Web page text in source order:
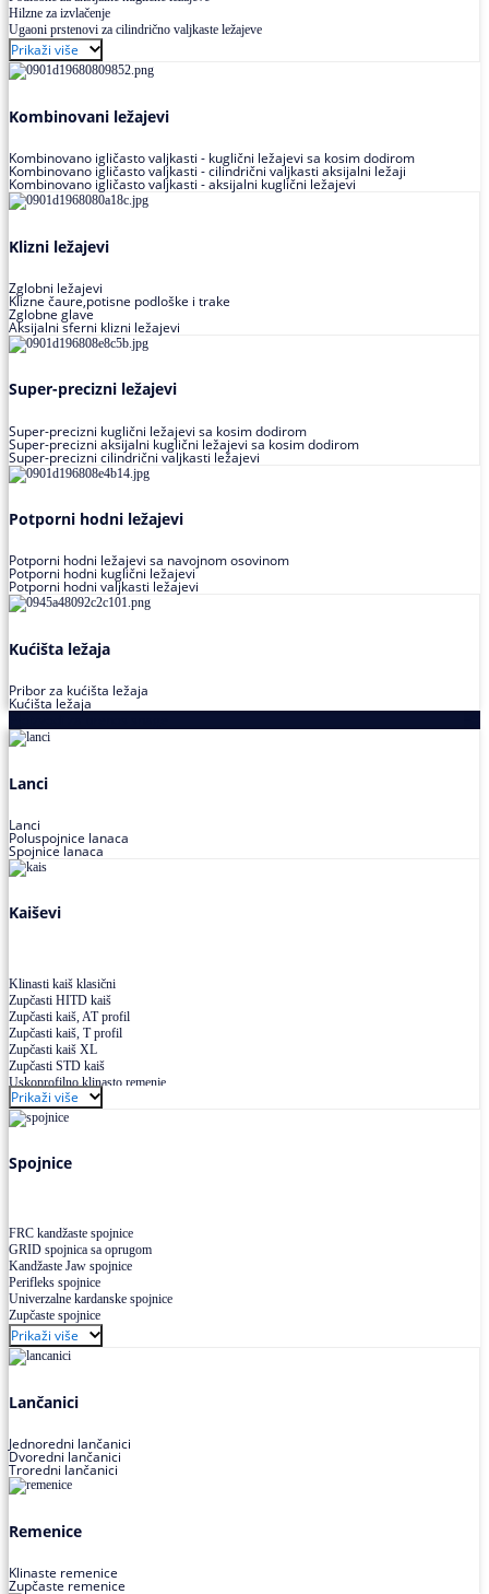
Hilzne za izvlačenje
Ugaoni prstenovi za cilindrično valjkaste ležajeve
Prikaži više
Kombinovani ležajevi
Kombinovano igličasto valjkasti - kuglični ležajevi sa kosim dodirom
Kombinovano igličasto valjkasti - cilindrični valjkasti aksijalni ležaji
Kombinovano igličasto valjkasti - aksijalni kuglični ležajevi
Klizni ležajevi
Zglobni ležajevi
Klizne čaure,potisne podloške i trake
Zglobne glave
Aksijalni sferni klizni ležajevi
Super-precizni ležajevi
Super-precizni kuglični ležajevi sa kosim dodirom
Super-precizni aksijalni kuglični ležajevi sa kosim dodirom
Super-precizni cilindrični valjkasti ležajevi
Potporni hodni ležajevi
Potporni hodni ležajevi sa navojnom osovinom
Potporni hodni kuglični ležajevi
Potporni hodni valjkasti ležajevi
Kućišta ležaja
Pribor za kućišta ležaja
Kućišta ležaja
Lanci
Lanci
Poluspojnice lanaca
Spojnice lanaca
Kaiševi
Klinasti kaiš klasični
Zupčasti HITD kaiš
Zupčasti kaiš, AT profil
Zupčasti kaiš, T profil
Zupčasti kaiš XL
Zupčasti STD kaiš
Uskoprofilno klinasto remenje
Uskoprofilno klinasto remenje spojeno
Uskoprofilno klinasto remenje XP extra power
Višekanalno remenje PJ,PK
Prikaži više
Spojnice
FRC kandžaste spojnice
GRID spojnica sa oprugom
Kandžaste Jaw spojnice
Perifleks spojnice
Univerzalne kardanske spojnice
Zupčaste spojnice
Prikaži više
Lančanici
Jednoredni lančanici
Dvoredni lančanici
Troredni lančanici
Remenice
Klinaste remenice
Zupčaste remenice